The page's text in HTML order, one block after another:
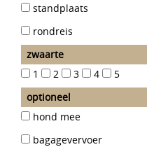
standplaats
rondreis
zwaarte
1
2 3 4
5
thema
organisatie
optioneel
hond mee
bagagevervoer